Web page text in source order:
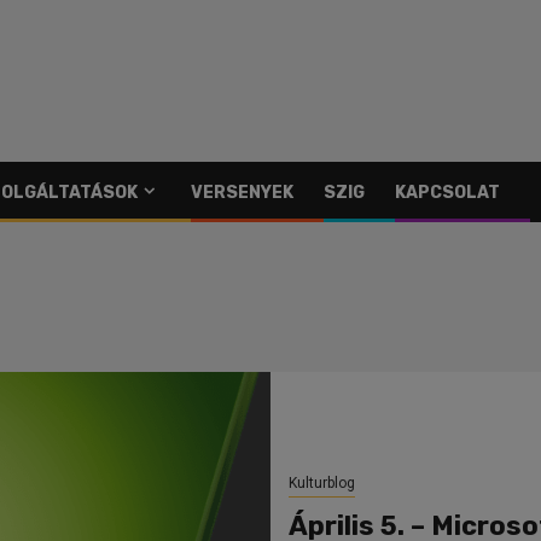
VERSENYEK SZIG KAPCSOLAT
Kulturblog
Április 5. –